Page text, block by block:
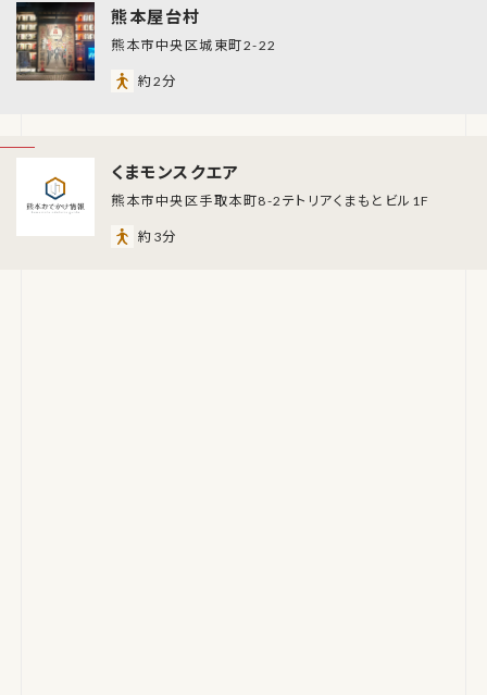
熊本屋台村
熊本市中央区城東町2-22
約2分
くまモンスクエア
熊本市中央区手取本町8-2テトリアくまもとビル1F
約3分